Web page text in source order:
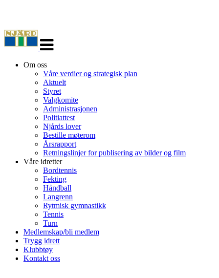
navigasjon
Om oss
Våre verdier og strategisk plan
Aktuelt
Styret
Valgkomite
Administrasjonen
Politiattest
Njårds lover
Bestille møterom
Årsrapport
Retningslinjer for publisering av bilder og film
Våre idretter
Bordtennis
Fekting
Håndball
Langrenn
Rytmisk gymnastikk
Tennis
Turn
Medlemskap/bli medlem
Trygg idrett
Klubbtøy
Kontakt oss